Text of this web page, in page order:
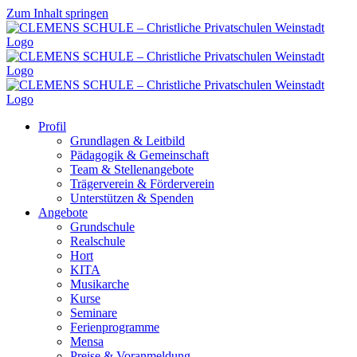
Zum Inhalt springen
Profil
Grundlagen & Leitbild
Pädagogik & Gemeinschaft
Team & Stellenangebote
Trägerverein & Förderverein
Unterstützen & Spenden
Angebote
Grundschule
Realschule
Hort
KITA
Musikarche
Kurse
Seminare
Ferienprogramme
Mensa